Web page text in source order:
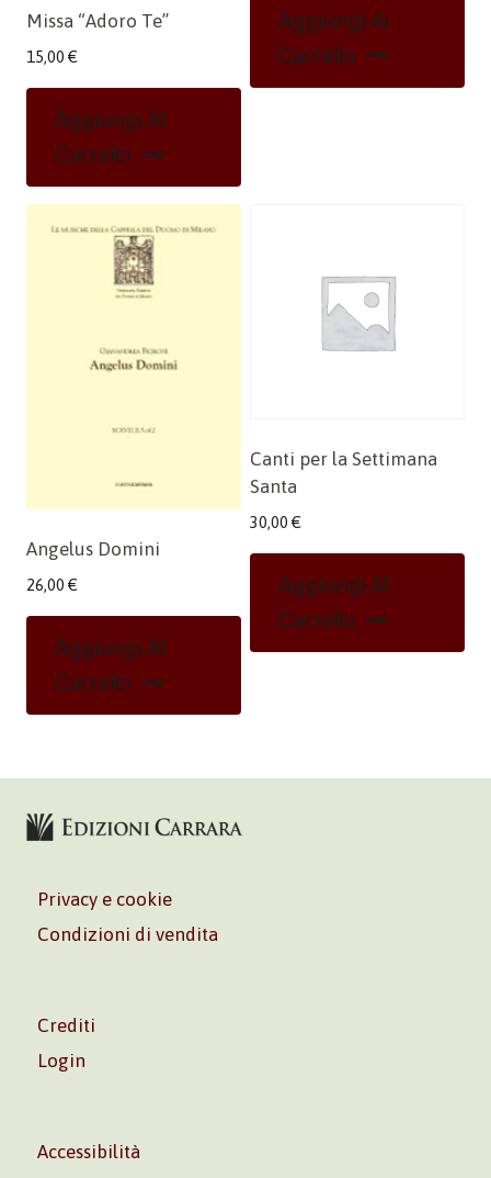
Missa “Adoro Te”
15,00 €
Aggiungi Al
Carrello
Aggiungi Al
Carrello
Angelus Domini
26,00 €
Aggiungi Al
Carrello
Canti per la Settimana
Santa
30,00 €
Aggiungi Al
Carrello
Privacy e cookie
Condizioni di vendita
Crediti
Login
Accessibilità